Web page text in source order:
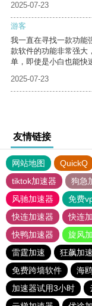
2025-07-23
游客
我一直在寻找一款功能
款软件的功能非常强大
单，即使是小白也能快
2025-07-23
友情链接
网站地图 QuickQ
tiktok加速器
狗急
风驰加速器
免费
快连加速器
快连
快鸭加速器
旋风
雷霆加速
狂飙加
免费跨墙软件
海
加速器试用3小时